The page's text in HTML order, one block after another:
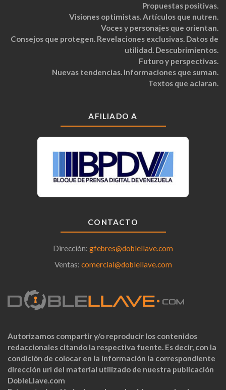
Propuestas positivas.
Visiones optimistas. Artículos que nutren.
Voces y personajes que orientan.
Consejos que protegen. Revelaciones exclusivas. Datos de
utilidad. Descubrimientos.
Futuro y perspectivas.
Nuevas tendencias. Informaciones que suman.
Textos que aclaran.
AFILIADO A
CONTACTO
Dirección: gfebres@doblellave.com
Ventas: comercial@doblellave.com
Autorizamos compartir y/o reproducir los contenidos
redaccionales citando la respectiva fuente. Es decir, con la
condición de colocar en la información la correspondiente
dirección url del material utilizado de nuestra publicación
DobleLlave.com